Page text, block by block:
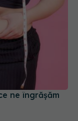
ne îngrășăm